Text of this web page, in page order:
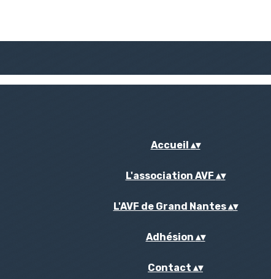
Accueil ▴▾
L'association AVF ▴▾
L'AVF de Grand Nantes▴▾
Adhésion ▴▾
Contact ▴▾